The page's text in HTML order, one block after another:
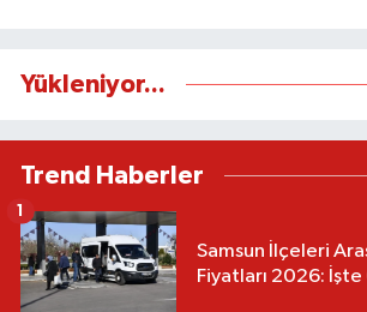
Yükleniyor...
Trend Haberler
Samsun İlçeleri
Fiyatları 2026:
1